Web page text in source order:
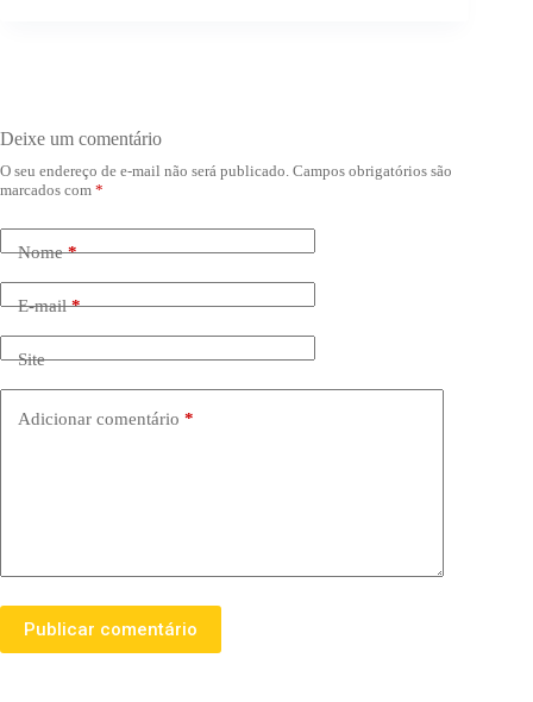
Deixe um comentário
O seu endereço de e-mail não será publicado. Campos obrigatórios são
marcados com *
Nome*
E-mail*
Site
Adicionar comentário *
Publicar comentário